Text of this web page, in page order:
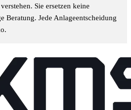
Sie ersetzen keine
Beratung. Jede Anlageentscheidung